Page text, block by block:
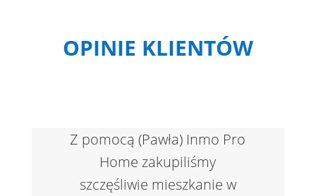
OPINIE KLIENTÓW
Z pomocą (Pawła) Inmo Pro
Home zakupiliśmy
szczęśliwie mieszkanie w